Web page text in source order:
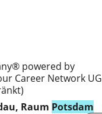
powered by
Career Network UG
Raum Potsdam